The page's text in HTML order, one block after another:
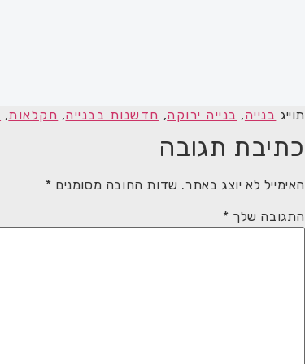
תוייג בנייה, בנייה ירוקה, חדשנות בבנייה, חקלאות,
כתיבת תגובה
האימייל לא יוצג באתר. שדות החובה מסומנים *
התגובה שלך *